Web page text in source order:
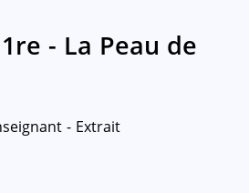
- La Peau de
- Extrait